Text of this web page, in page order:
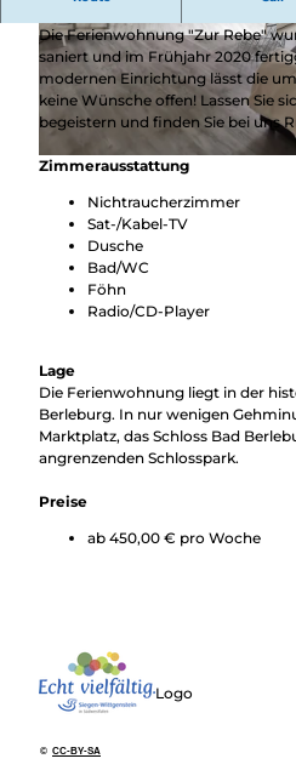
© Rainer Trapp, Ferienwohnung Trapp
© Rainer Trapp, Ferienwohnung Trapp ©
Die Ferienwohnung "Zur Rebe"
saniert und im Frühjahr 2020
modernen Einrichtung lässt die
keine Wünsche offen! Lassen Sie
begeistern und finden Sie bei uns
Zimmerausstattung
Nichtraucherzimmer
Sat-/Kabel-TV
Dusche
Bad/WC
Föhn
Radio/CD-Player
Lage
Die Ferienwohnung liegt in der
Berleburg. In nur wenigen
Marktplatz, das Schloss Bad
angrenzenden Schlosspark.
Preise
ab 450,00 € pro Woche
© CC-BY-SA
Logo